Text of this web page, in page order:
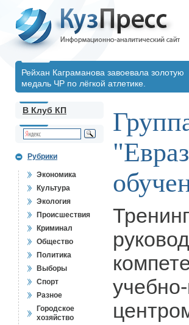
Рейхан Каграманова завоевала золотую
медаль ЧР по лёгкой атлетике.
В Клуб КП
Рубрики
Экономика
Культура
Экология
Происшествия
Криминал
Общество
Политика
Выборы
Спорт
Разное
Городское
хозяйство